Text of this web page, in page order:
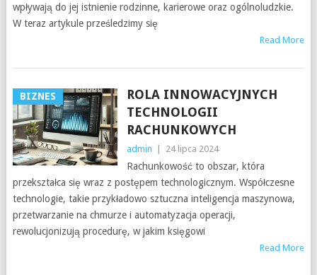
wpływają do jej istnienie rodzinne, karierowe oraz ogólnoludzkie.
W teraz artykule prześledzimy się
Read More
BIZNES
ROLA INNOWACYJNYCH
TECHNOLOGII
RACHUNKOWYCH
admin 24 lipca 2024
Rachunkowość to obszar, która
przekształca się wraz z postępem technologicznym. Współczesne
technologie, takie przykładowo sztuczna inteligencja maszynowa,
przetwarzanie na chmurze i automatyzacja operacji,
rewolucjonizują procedurę, w jakim księgowi
Read More